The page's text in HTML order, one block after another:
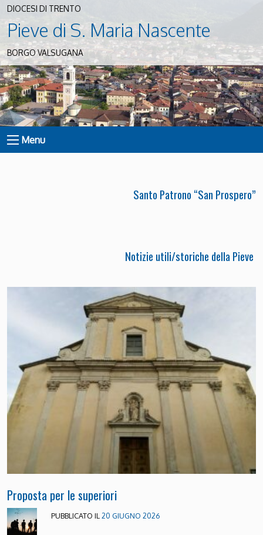
DIOCESI DI TRENTO
Pieve di S. Maria Nascente
BORGO VALSUGANA
Menu
Santo Patrono “San Prospero”
Notizie utili/storiche della Pieve
Proposta per le superiori
PUBBLICATO IL 20 GIUGNO 2026